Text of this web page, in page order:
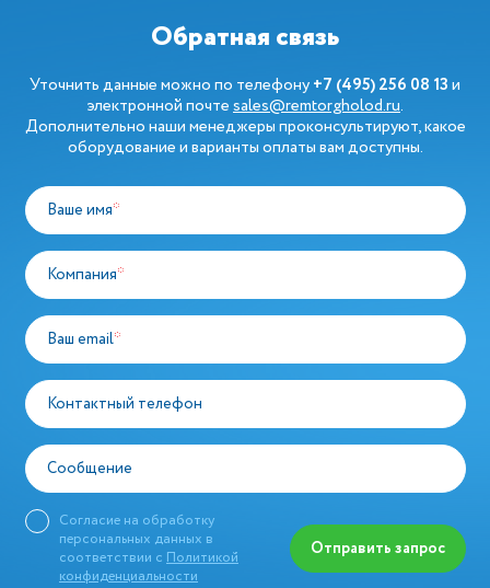
Обратная связь
Уточнить данные можно по телефону+7 (495) 256 08 13и
электронной почтеsales@remtorgholod.ru.
Дополнительно наши менеджеры проконсультируют, какое
оборудование и варианты оплаты вам доступны.
Ваше имя*
Компания*
Ваш email*
Контактный телефон
Сообщение
Согласие на обработку
персональных данных в
соответствии с Политикой
конфиденциальности
Отправить запрос